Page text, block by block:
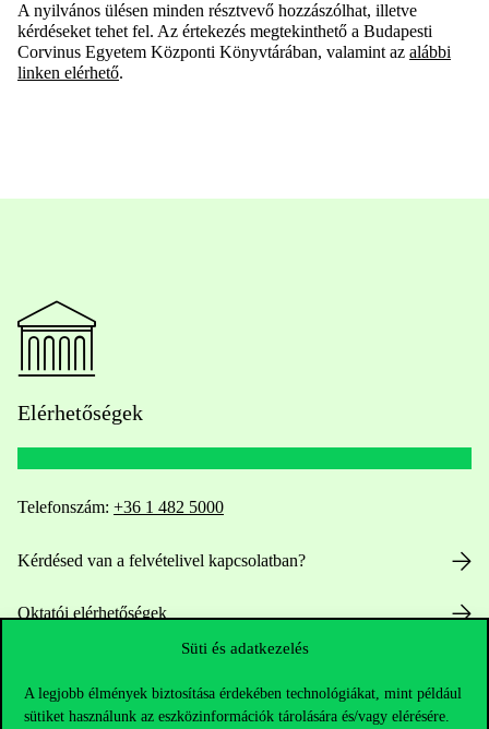
Süti és adatkezelés
A legjobb élmények biztosítása érdekében technológiákat, mint például
sütiket használunk az eszközinformációk tárolására és/vagy elérésére.
A nyilvános ülésen minden résztvevő hozzászólhat, illetve
kérdéseket tehet fel. Az értekezés megtekinthető a Budapesti
Corvinus Egyetem Központi Könyvtárában, valamint az alábbi
linken elérhető.
Elérhetőségek
Telefonszám: +36 1 482 5000
Kérdésed van a felvételivel kapcsolatban?
Oktatói elérhetőségek
Sajtó:press@uni-corvinus.hu